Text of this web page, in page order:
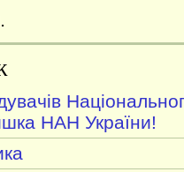
НАН України!